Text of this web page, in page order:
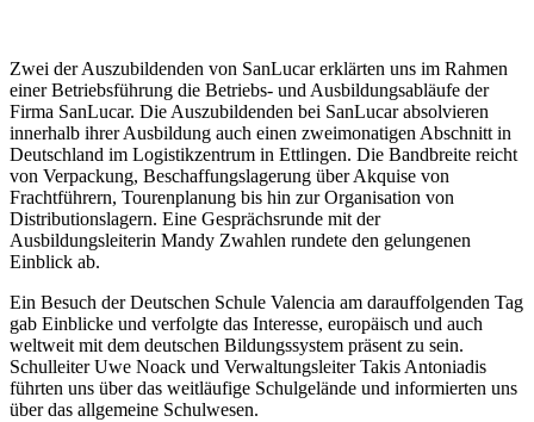
Zwei der Auszubildenden von SanLucar erklärten uns im Rahmen
einer Betriebsführung die Betriebs- und Ausbildungsabläufe der
Firma SanLucar. Die Auszubildenden bei SanLucar absolvieren
innerhalb ihrer Ausbildung auch einen zweimonatigen Abschnitt in
Deutschland im Logistikzentrum in Ettlingen. Die Bandbreite reicht
von Verpackung, Beschaffungslagerung über Akquise von
Frachtführern, Tourenplanung bis hin zur Organisation von
Distributionslagern. Eine Gesprächsrunde mit der
Ausbildungsleiterin Mandy Zwahlen rundete den gelungenen
Einblick ab.
Ein Besuch der Deutschen Schule Valencia am darauffolgenden Tag
gab Einblicke und verfolgte das Interesse, europäisch und auch
weltweit mit dem deutschen Bildungssystem präsent zu sein.
Schulleiter Uwe Noack und Verwaltungsleiter Takis Antoniadis
führten uns über das weitläufige Schulgelände und informierten uns
über das allgemeine Schulwesen.